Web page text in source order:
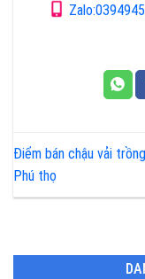
Điểm bán chậu vải
Phú thọ